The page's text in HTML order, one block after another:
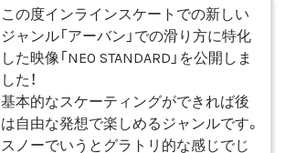
この度インラインスケートでの新しい
ジャンル「アーバン」での滑り方に特化
した映像「NEO STANDARD」を公開しま
した！
基本的なスケーティングができれば後
は自由な発想で楽しめるジャンルです。
スノーでいうとグラトリ的な感じでじ